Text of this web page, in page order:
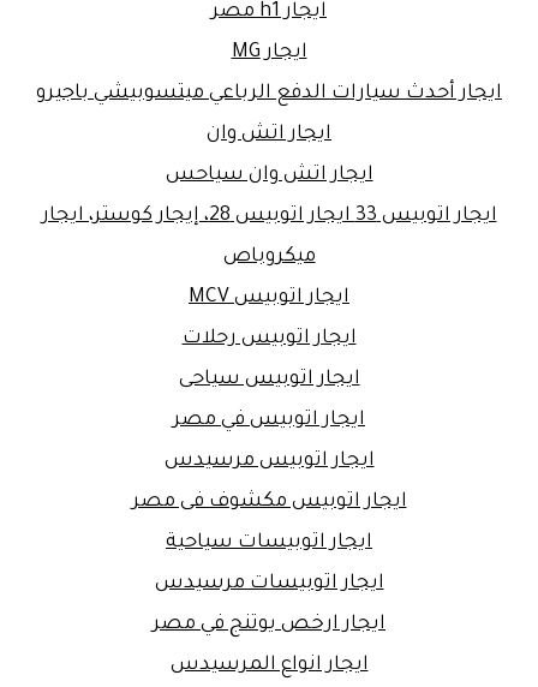
ايجار h1 مصر
ايجار MG
ايجار أحدث سيارات الدفع الرباعي ميتسوبيشي باجيرو
ايجار اتش وان
ايجار اتش وان سياحس
ايجار اتوبيس 33 ايجار اتوبيس 28، إيجار كوستر، ايجار
ميكروباص
ايجار اتوبيس MCV
ايجار اتوبيس رحلات
ايجار اتوبيس سياحى
ايجار اتوبيس في مصر
ايجار اتوبيس مرسيدس
ايجار اتوبيس مكشوف فى مصر
ايجار اتوبيسات سياحية
ايجار اتوبيسات مرسيدس
ايجار ارخص يوتنج في مصر
ايجار انواع المرسيدس